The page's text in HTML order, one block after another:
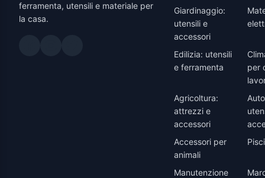
ferramenta, utensili e materiale per
la casa.
Giardinaggio:
utensili e
accessori
Edilizia: utensili
e ferramenta
per
Agricoltura:
attrezzi e
accessori
Accessori per
animali
Manutenzione